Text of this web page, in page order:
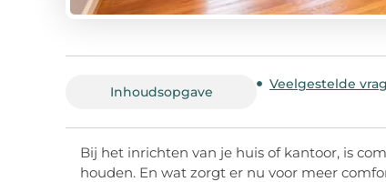
Inhoudsopgave Veelgestelde
Bij het inrichten van je huis of kantoor, is
houden. En wat zorgt er nu voor meer